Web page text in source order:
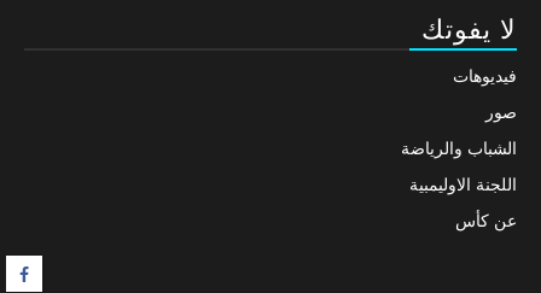
لا يفوتك
فيديوهات
صور
الشباب والرياضة
اللجنة الاوليمبية
عن كأس
F